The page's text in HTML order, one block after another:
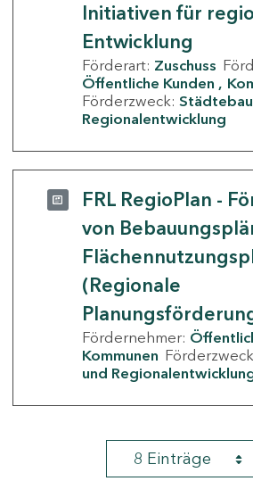
Initiativen für
Entwicklung
Förderart: Zuschuss
Öffentliche Kunden
Förderzweck:
Regionalentwicklung
FRL RegioPlan -
von
(Regionale
Fördernehmer:
Kommunen
und
8 Einträge